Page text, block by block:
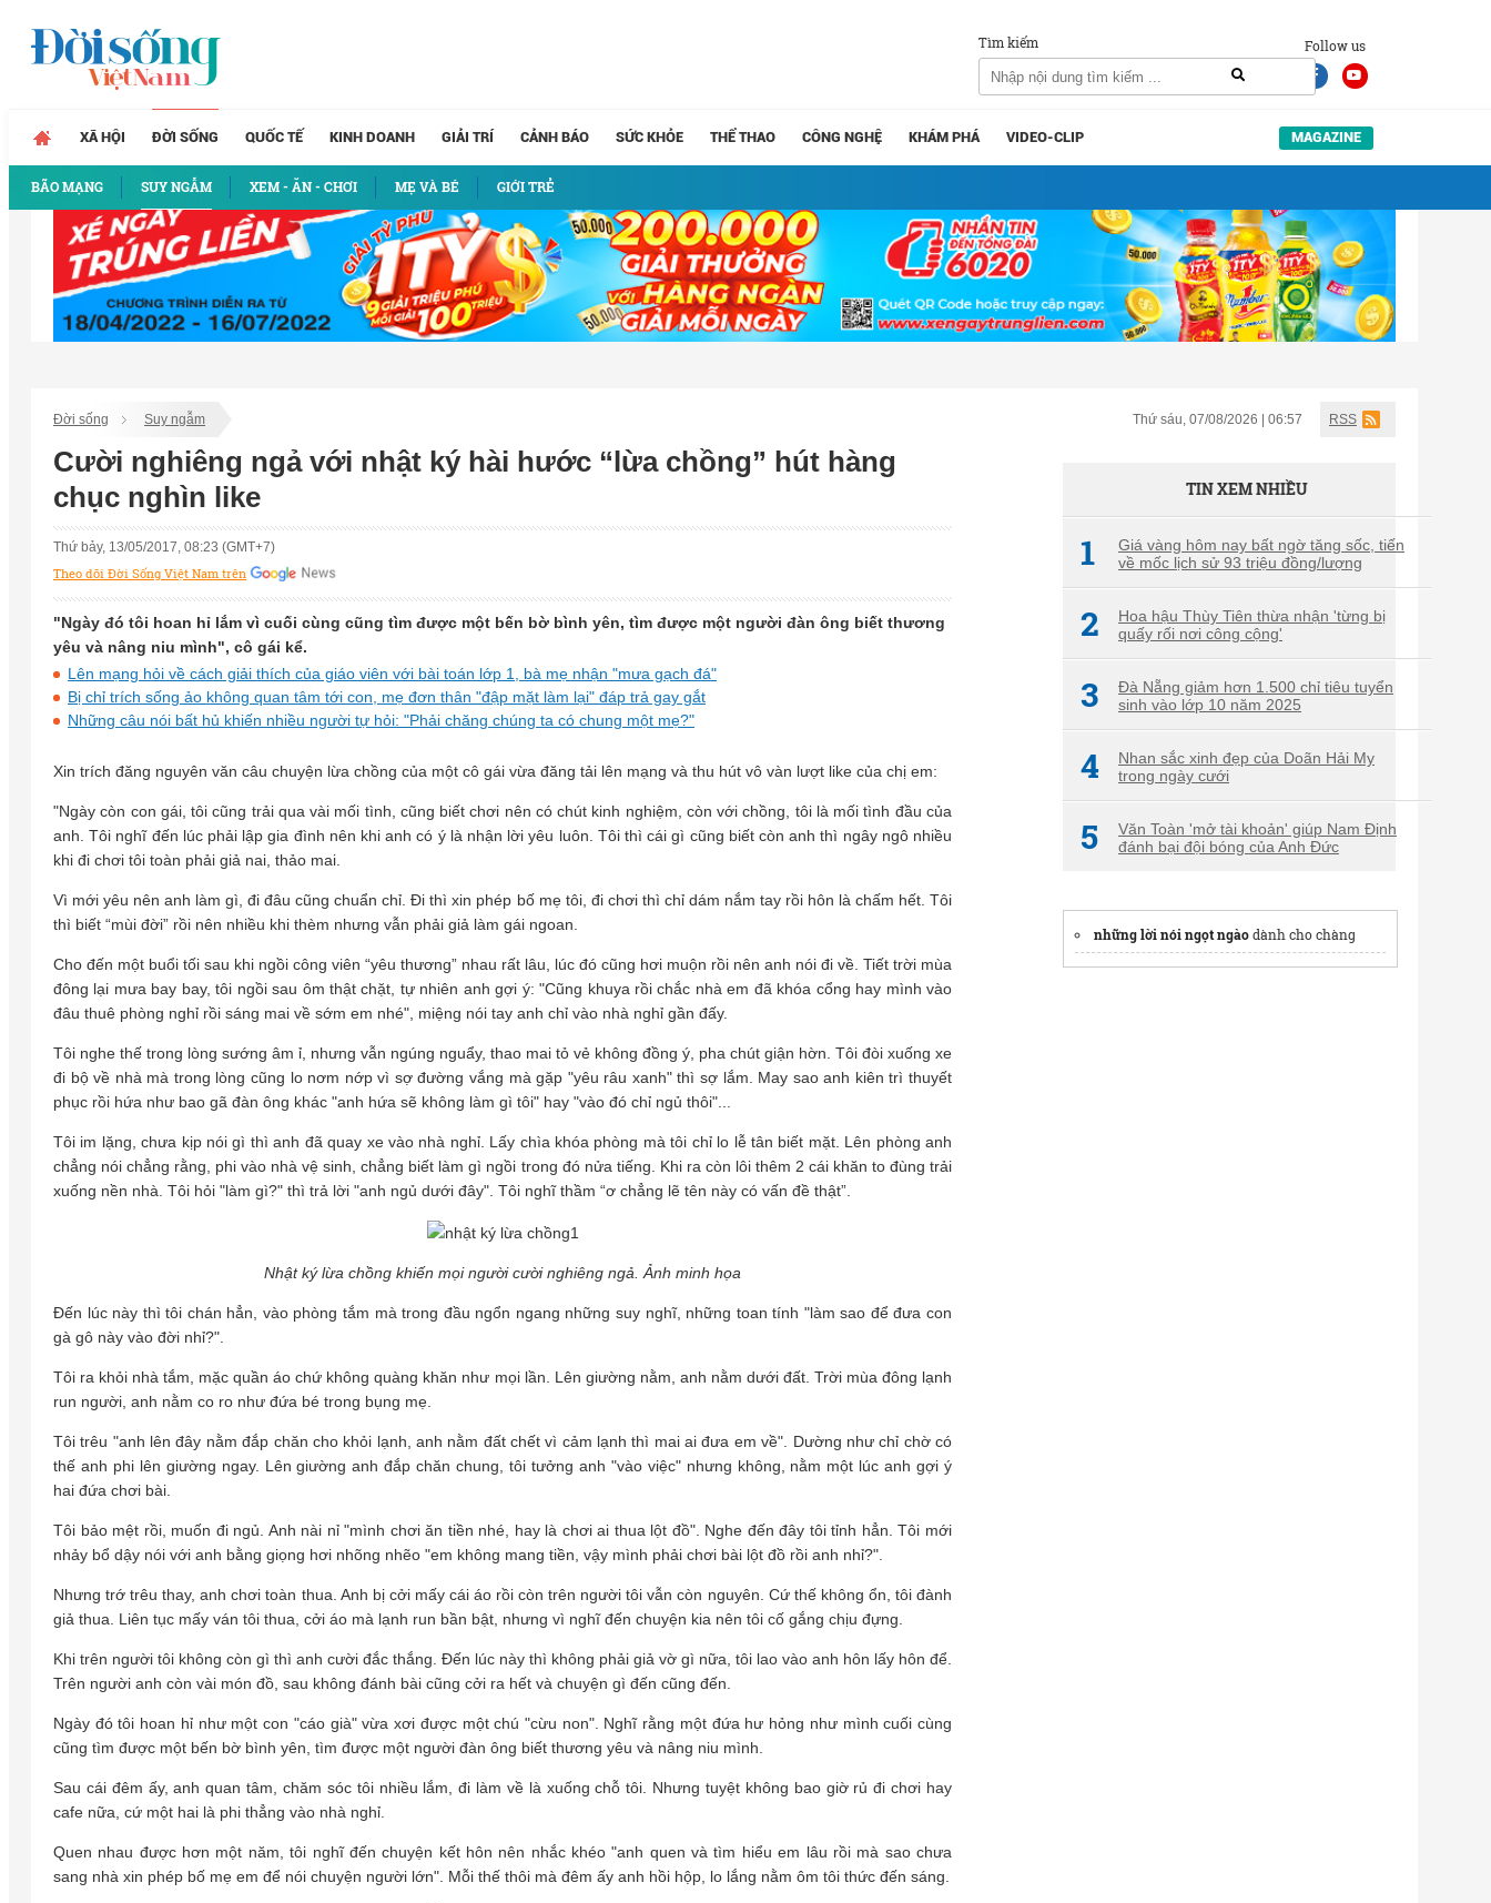
Follow us
Tìm kiếm
XÃ HỘI ĐỜI SỐNG
BÃO MẠNG SUY NGẪM XEM - ĂN - CHƠI MẸ VÀ BÉ GIỚI TRẺ
QUỐC TẾ KINH DOANH GIẢI TRÍ CẢNH BÁO SỨC KHỎE THỂ THAO CÔNG NGHỆ KHÁM PHÁ VIDEO-CLIP MAGAZINE
Đời sống Suy ngẫm Thứ sáu, 07/08/2026 | 06:57 RSS
Cười nghiêng ngả với nhật ký hài hước “lừa chồng” hút hàng
chục nghìn like
Thứ bảy, 13/05/2017, 08:23 (GMT+7)
Theo dõi Đời Sống Việt Nam trên
"Ngày đó tôi hoan hỉ lắm vì cuối cùng cũng tìm được một bến bờ bình yên, tìm được một người đàn ông biết thương
yêu và nâng niu mình", cô gái kể.
Lên mạng hỏi về cách giải thích của giáo viên với bài toán lớp 1, bà mẹ nhận "mưa gạch đá"
Bị chỉ trích sống ảo không quan tâm tới con, mẹ đơn thân "đập mặt làm lại" đáp trả gay gắt
Những câu nói bất hủ khiến nhiều người tự hỏi: "Phải chăng chúng ta có chung một mẹ?"
Xin trích đăng nguyên văn câu chuyện lừa chồng của một cô gái vừa đăng tải lên mạng và thu hút vô vàn lượt like của chị em:
"Ngày còn con gái, tôi cũng trải qua vài mối tình, cũng biết chơi nên có chút kinh nghiệm, còn với chồng, tôi là mối tình đầu của
anh. Tôi nghĩ đến lúc phải lập gia đình nên khi anh có ý là nhận lời yêu luôn. Tôi thì cái gì cũng biết còn anh thì ngây ngô nhiều
khi đi chơi tôi toàn phải giả nai, thảo mai.
Vì mới yêu nên anh làm gì, đi đâu cũng chuẩn chỉ. Đi thì xin phép bố mẹ tôi, đi chơi thì chỉ dám nắm tay rồi hôn là chấm hết. Tôi
thì biết “mùi đời” rồi nên nhiều khi thèm nhưng vẫn phải giả làm gái ngoan.
Cho đến một buổi tối sau khi ngồi công viên “yêu thương” nhau rất lâu, lúc đó cũng hơi muộn rồi nên anh nói đi về. Tiết trời mùa
đông lại mưa bay bay, tôi ngồi sau ôm thật chặt, tự nhiên anh gợi ý: "Cũng khuya rồi chắc nhà em đã khóa cổng hay mình vào
đâu thuê phòng nghỉ rồi sáng mai về sớm em nhé", miệng nói tay anh chỉ vào nhà nghỉ gần đấy.
Tôi nghe thế trong lòng sướng âm ỉ, nhưng vẫn ngúng nguẩy, thao mai tỏ vẻ không đồng ý, pha chút giận hờn. Tôi đòi xuống xe
đi bộ về nhà mà trong lòng cũng lo nơm nớp vì sợ đường vắng mà gặp "yêu râu xanh" thì sợ lắm. May sao anh kiên trì thuyết
phục rồi hứa như bao gã đàn ông khác "anh hứa sẽ không làm gì tôi" hay "vào đó chỉ ngủ thôi"...
Tôi im lặng, chưa kịp nói gì thì anh đã quay xe vào nhà nghỉ. Lấy chìa khóa phòng mà tôi chỉ lo lễ tân biết mặt. Lên phòng anh
chẳng nói chẳng rằng, phi vào nhà vệ sinh, chẳng biết làm gì ngồi trong đó nửa tiếng. Khi ra còn lôi thêm 2 cái khăn to đùng trải
xuống nền nhà. Tôi hỏi "làm gì?" thì trả lời "anh ngủ dưới đây". Tôi nghĩ thầm “ơ chẳng lẽ tên này có vấn đề thật”.
Nhật ký lừa chồng khiến mọi người cười nghiêng ngả. Ảnh minh họa
Đến lúc này thì tôi chán hẳn, vào phòng tắm mà trong đầu ngổn ngang những suy nghĩ, những toan tính "làm sao để đưa con
gà gô này vào đời nhỉ?".
Tôi ra khỏi nhà tắm, mặc quần áo chứ không quàng khăn như mọi lần. Lên giường nằm, anh nằm dưới đất. Trời mùa đông lạnh
run người, anh nằm co ro như đứa bé trong bụng mẹ.
Tôi trêu "anh lên đây nằm đắp chăn cho khỏi lạnh, anh nằm đất chết vì cảm lạnh thì mai ai đưa em về". Dường như chỉ chờ có
thế anh phi lên giường ngay. Lên giường anh đắp chăn chung, tôi tưởng anh "vào việc" nhưng không, nằm một lúc anh gợi ý
hai đứa chơi bài.
Tôi bảo mệt rồi, muốn đi ngủ. Anh nài nỉ "mình chơi ăn tiền nhé, hay là chơi ai thua lột đồ". Nghe đến đây tôi tỉnh hẳn. Tôi mới
nhảy bổ dậy nói với anh bằng giọng hơi nhõng nhẽo "em không mang tiền, vậy mình phải chơi bài lột đồ rồi anh nhỉ?".
Nhưng trớ trêu thay, anh chơi toàn thua. Anh bị cởi mấy cái áo rồi còn trên người tôi vẫn còn nguyên. Cứ thế không ổn, tôi đành
giả thua. Liên tục mấy ván tôi thua, cởi áo mà lạnh run bần bật, nhưng vì nghĩ đến chuyện kia nên tôi cố gắng chịu đựng.
Khi trên người tôi không còn gì thì anh cười đắc thắng. Đến lúc này thì không phải giả vờ gì nữa, tôi lao vào anh hôn lấy hôn để.
Trên người anh còn vài món đồ, sau không đánh bài cũng cởi ra hết và chuyện gì đến cũng đến.
Ngày đó tôi hoan hỉ như một con "cáo già" vừa xơi được một chú "cừu non". Nghĩ rằng một đứa hư hỏng như mình cuối cùng
cũng tìm được một bến bờ bình yên, tìm được một người đàn ông biết thương yêu và nâng niu mình.
Sau cái đêm ấy, anh quan tâm, chăm sóc tôi nhiều lắm, đi làm về là xuống chỗ tôi. Nhưng tuyệt không bao giờ rủ đi chơi hay
cafe nữa, cứ một hai là phi thẳng vào nhà nghỉ.
Quen nhau được hơn một năm, tôi nghĩ đến chuyện kết hôn nên nhắc khéo "anh quen và tìm hiểu em lâu rồi mà sao chưa
sang nhà xin phép bố mẹ em để nói chuyện người lớn". Mỗi thế thôi mà đêm ấy anh hồi hộp, lo lắng nằm ôm tôi thức đến sáng.
TIN XEM NHIỀU
1
Giá vàng hôm nay bất ngờ tăng sốc, tiến
về mốc lịch sử 93 triệu đồng/lượng
2
Hoa hậu Thùy Tiên thừa nhận 'từng bị
quấy rối nơi công cộng'
3
Đà Nẵng giảm hơn 1.500 chỉ tiêu tuyển
sinh vào lớp 10 năm 2025
4
Nhan sắc xinh đẹp của Doãn Hải My
trong ngày cưới
5
Văn Toàn 'mở tài khoản' giúp Nam Định
đánh bại đội bóng của Anh Đức
những lời nói ngọt ngàodành cho chàng